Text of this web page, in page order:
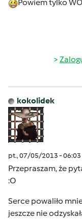
Powiem tylko
kokolidek
pt., 07/05/2013 - 06:03
Przepraszam, że
:O
Serce powaliło
jeszcze nie